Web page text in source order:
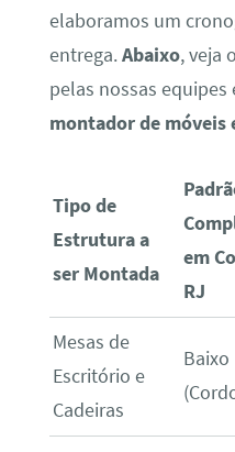
elaboramos um
entrega.Abaixo, veja
pelas nossas equipes
montador de móveis
Tipo de
Estrutura a
ser Montada
em
RJ
Mesas de
Escritório e
Cadeiras
Baixo